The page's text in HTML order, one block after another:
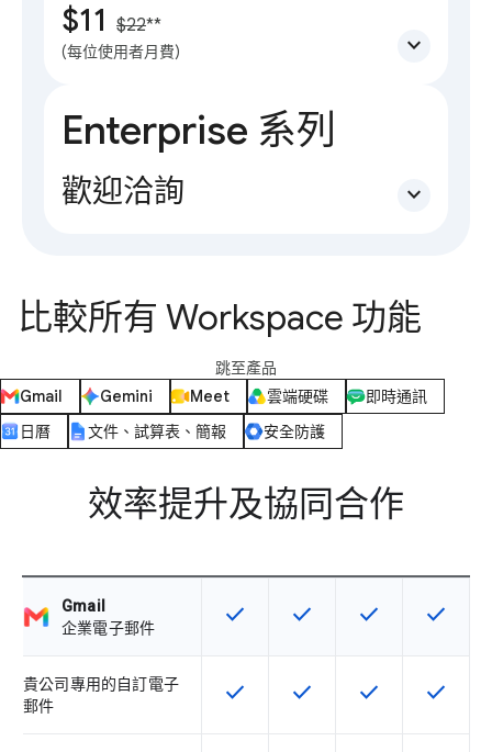
$11 $22**
(每位使用者月費) expand_more
Enterprise 系列
歡迎洽詢 expand_more
比較所有 Workspace 功能
跳至產品
Gmail
Gemini Meet 雲端硬碟
即時通訊
日曆
文件、試算表、簡報 安全防護
效率提升及協同合作
Gmail
企業電子郵件
這項功能適用於該 SKU
check 這項功能適用於該 SKU
check 這項功能適用於
check 這項功
check
貴公司專用的自訂電子
郵件
這項功能適用於該 SKU
check 這項功能適用於該 SKU
check 這項功能適用於
check 這項功
check